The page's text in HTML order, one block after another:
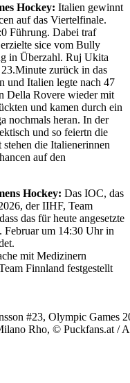
Hockey: Italien gewinnt
auf das Viertelfinale.
Führung. Dabei traf
sice vom Bully
in Überzahl. Ruj Ukita
zurück in das
und Italien legte nach 47
Della Rovere wieder mit
und kamen durch ein
nochmals heran. In der
und so feiertn die
die Italienerinnen
auf den
Hockey: Das IOC, das
der IIHF, Team
das für heute angesetzte
Februar um 14:30 Uhr in
mit Medizinern
Finnland festgestellt
#23, Olympic Games
Rho, © Puckfans.at /